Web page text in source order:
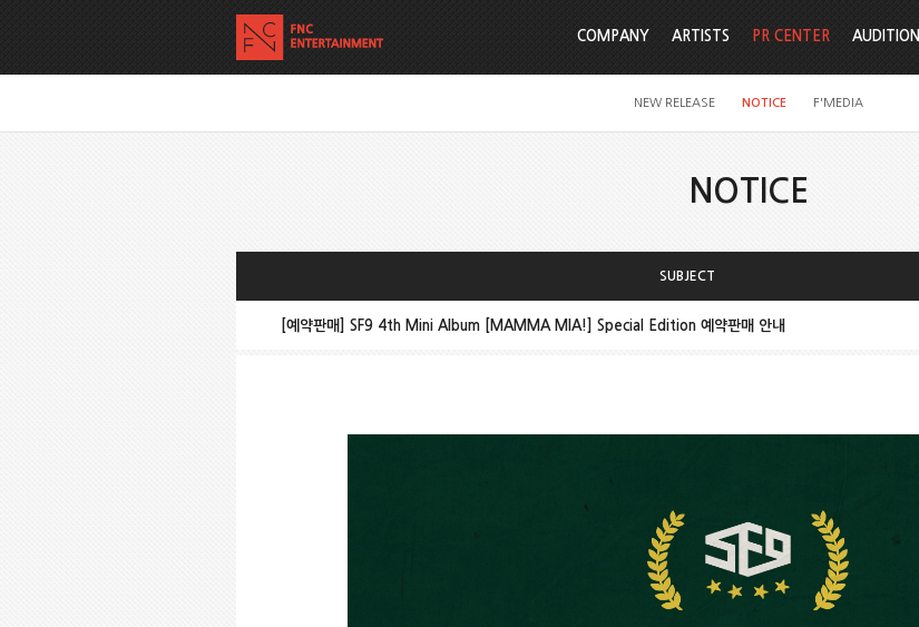
COMPANY ARTISTS PR CENTER
NEW RELEASE NOTICE F'MEDIA
AUDITION
NOTICE
SUBJECT
[예약판매] SF9 4th Mini Album [MAMMA MIA!] Special Edition 예약판매 안내